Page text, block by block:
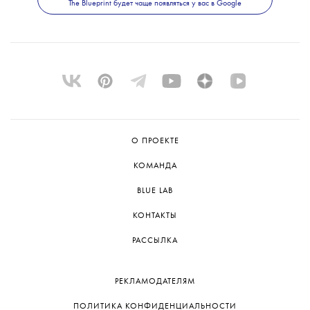
Линча».
и следующих показов пока не планируется.
The Blueprint будет чаще появляться у вас в Google
О ПРОЕКТЕ
КОМАНДА
BLUE LAB
КОНТАКТЫ
РАССЫЛКА
РЕКЛАМОДАТЕЛЯМ
ПОЛИТИКА КОНФИДЕНЦИАЛЬНОСТИ